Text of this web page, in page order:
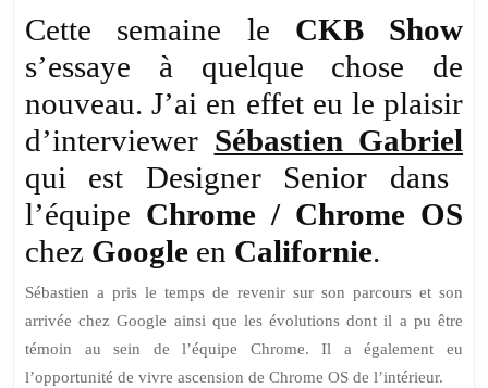
interview
de
Sébastien
Gabriel,
Designer
dans
l’équipe
ChromeOS
Cette semaine le CKB Show
s’essaye à quelque chose de
nouveau. J’ai en effet eu le plaisir
d’interviewer Sébastien Gabriel
qui est Designer Senior dans
l’équipe Chrome / Chrome OS
chez Google en Californie.
Sébastien a pris le temps de revenir sur son parcours et son
arrivée chez Google ainsi que les évolutions dont il a pu être
témoin au sein de l’équipe Chrome. Il a également eu
l’opportunité de vivre ascension de Chrome OS de l’intérieur.